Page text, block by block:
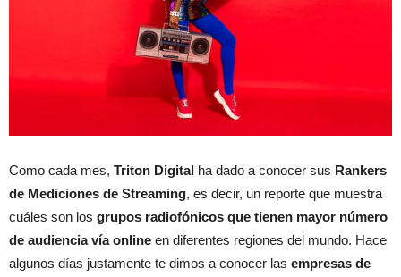
Como cada mes, Triton Digital ha dado a conocer sus Rankers
de Mediciones de Streaming, es decir, un reporte que muestra
cuáles son los grupos radiofónicos que tienen mayor número
de audiencia vía online en diferentes regiones del mundo. Hace
algunos días justamente te dimos a conocer las empresas de